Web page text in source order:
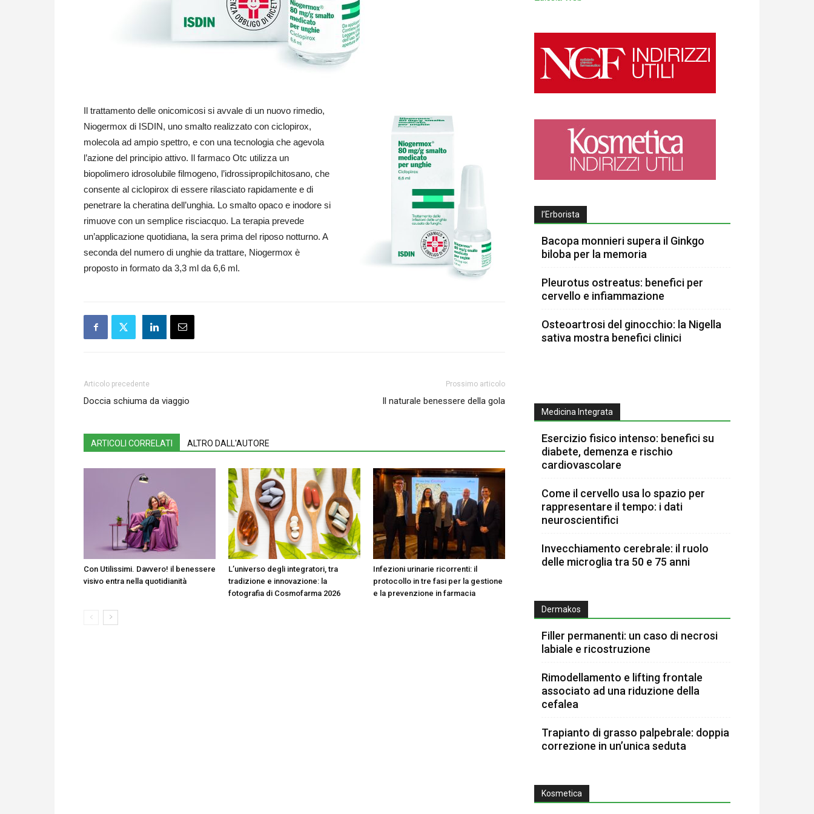
Il trattamento delle onicomicosi si avvale di un nuovo rimedio,
Niogermox di ISDIN, uno smalto realizzato con ciclopirox,
molecola ad ampio spettro, e con una tecnologia che agevola
l’azione del principio attivo. Il farmaco Otc utilizza un
biopolimero idrosolubile filmogeno, l’idrossipropilchitosano, che
consente al ciclopirox di essere rilasciato rapidamente e di
penetrare la cheratina dell’unghia. Lo smalto opaco e inodore si
rimuove con un semplice risciacquo. La terapia prevede
un’applicazione quotidiana, la sera prima del riposo notturno. A
seconda del numero di unghie da trattare, Niogermox è
proposto in formato da 3,3 ml da 6,6 ml.
Articolo precedente
Doccia schiuma da viaggio
Prossimo articolo
Il naturale benessere della gola
ARTICOLI CORRELATI ALTRO DALL'AUTORE
Con Utilissimi. Davvero! il benessere
visivo entra nella quotidianità
L’universo degli integratori, tra
tradizione e innovazione: la
fotografia di Cosmofarma 2026
Infezioni urinarie ricorrenti: il
protocollo in tre fasi per la gestione
e la prevenzione in farmacia
l’Erborista
Bacopa monnieri supera il Ginkgo
biloba per la memoria
Pleurotus ostreatus: benefici per
cervello e infiammazione
Osteoartrosi del ginocchio: la Nigella
sativa mostra benefici clinici
Medicina Integrata
Esercizio fisico intenso: benefici su
diabete, demenza e rischio
cardiovascolare
Come il cervello usa lo spazio per
rappresentare il tempo: i dati
neuroscientifici
Invecchiamento cerebrale: il ruolo
delle microglia tra 50 e 75 anni
Dermakos
Filler permanenti: un caso di necrosi
labiale e ricostruzione
Rimodellamento e lifting frontale
associato ad una riduzione della
cefalea
Trapianto di grasso palpebrale: doppia
correzione in un’unica seduta
Kosmetica